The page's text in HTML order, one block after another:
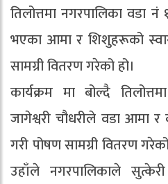
तिलोत्तमा नगरपालिका वडा
भएका आमा र शिशुहरूको
सामग्री वितरण गरेको हो।
कार्यक्रम मा बोल्दै
जागेश्वरी चौधरीले वडा आमा
गरी पोषण सामग्री वितरण
उहाँले नगरपालिकाले